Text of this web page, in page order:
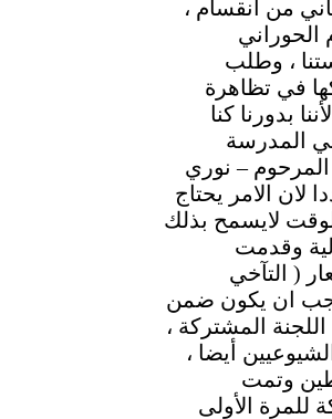
من انقسام ،
، وطلب
في تظاهرة
بدورنا كنا
المدرسة
– نوري
لان الامر يحتاج
لايسمح بذلك
وقدمت
( التآخي
يجب ان يكون ضمن
المشتركة ،
أيضا ،
وتمت
للمرة الأولى